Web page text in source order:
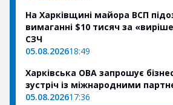
На Харківщині майора ВСП
вимаганні $10 тисяч за
СЗЧ
05.08.202618:49
Харківська ОВА запрошує
зустріч із міжнародними
05.08.202617:36